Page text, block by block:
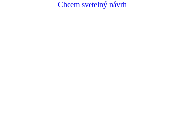
Chcem svetelný návrh